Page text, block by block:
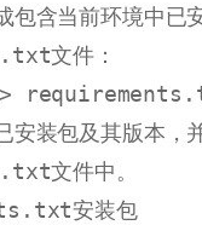
包含当前环境中已
文件：
安装包及其版本，
文件中。
安装包